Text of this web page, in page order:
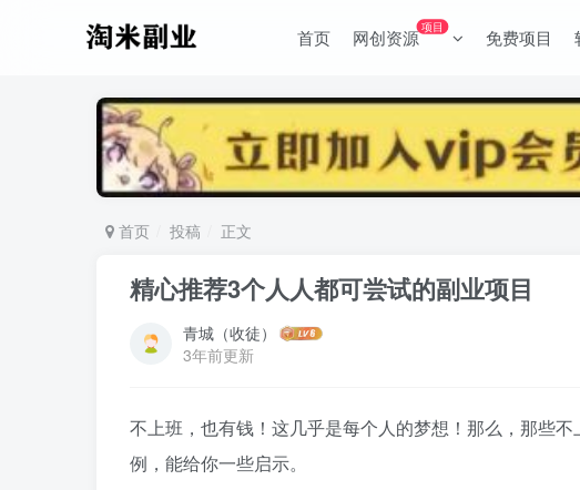
首页 网创资源项目 免费项目
首页 投稿 正文
精心推荐3个人人都可尝试的副业项目
青城（收徒）
3年前更新
不上班，也有钱！这几乎是每个人的梦想！那么，那些
例，能给你一些启示。